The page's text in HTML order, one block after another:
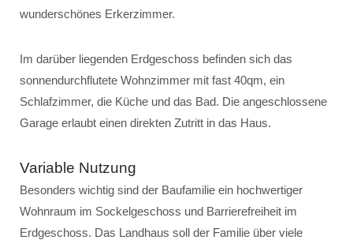
wunderschönes Erkerzimmer.
Im darüber liegenden Erdgeschoss befinden sich das
sonnendurchflutete Wohnzimmer mit fast 40qm, ein
Schlafzimmer, die Küche und das Bad. Die angeschlossene
Garage erlaubt einen direkten Zutritt in das Haus.
Variable Nutzung
Besonders wichtig sind der Baufamilie ein hochwertiger
Wohnraum im Sockelgeschoss und Barrierefreiheit im
Erdgeschoss. Das Landhaus soll der Familie über viele